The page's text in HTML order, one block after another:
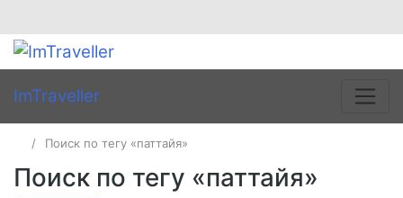
ImTraveller
Поиск по тегу «паттайя»
Поиск по тегу «паттайя»